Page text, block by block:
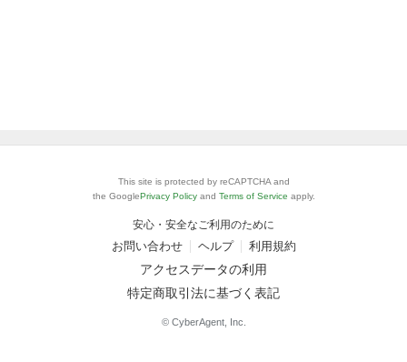
This site is protected by reCAPTCHA and
the GooglePrivacy Policy and Terms of Service apply.
安心・安全なご利用のために
お問い合わせ ヘルプ 利用規約
アクセスデータの利用
特定商取引法に基づく表記
© CyberAgent, Inc.